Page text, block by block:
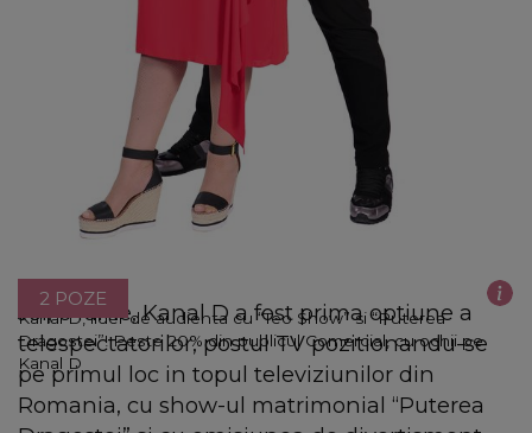
Kanal D, lider de audienta cu “Teo Show” si “Puterea
Dragostei”! Peste 20% din publicul Comercial, cu ochii pe
Kanal D
2 POZE
Joi, 6 iunie, Kanal D a fost prima optiune a
telespectatorilor, postul TV pozitionandu-se
pe primul loc in topul televiziunilor din
Romania, cu show-ul matrimonial “Puterea